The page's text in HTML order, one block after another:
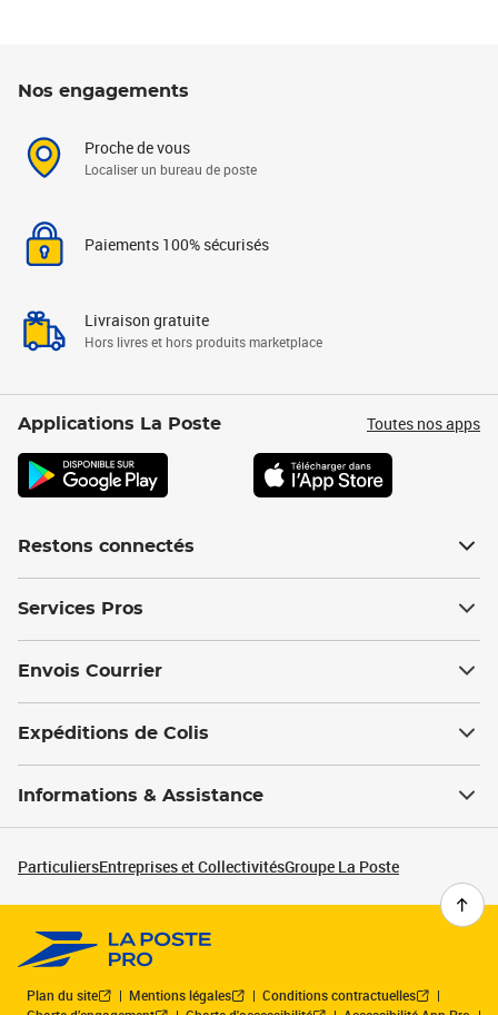
Nos engagements
Proche de vous
Localiser un bureau de poste
Paiements 100% sécurisés
Livraison gratuite
Hors livres et hors produits marketplace
Applications La Poste Toutes nos apps
Restons connectés
Services Pros
Envois Courrier
Expéditions de Colis
Informations & Assistance
ParticuliersEntreprises et CollectivitésGroupe La Poste
Plan du site Mentions légales
Conditions contractuelles